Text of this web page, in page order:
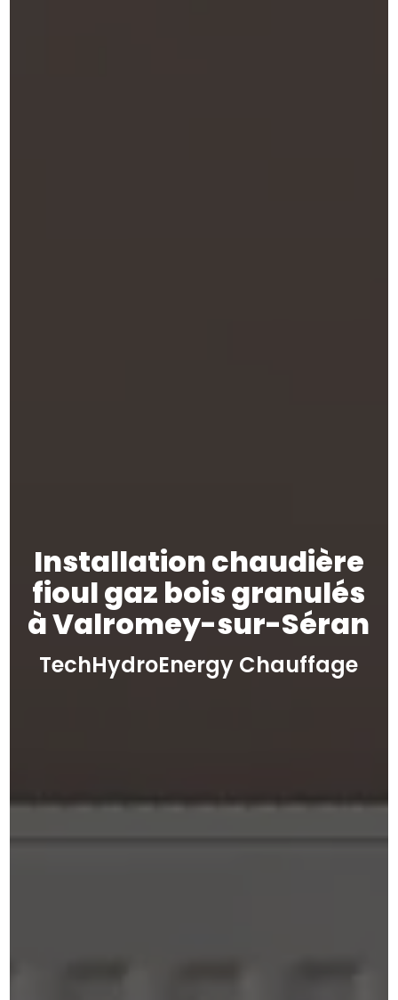
Installation chaudière
fioul gaz bois granulés
à Valromey-sur-Séran
TechHydroEnergy Chauffage